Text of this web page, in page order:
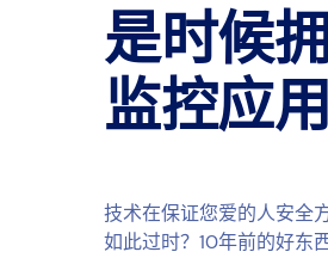
是时候
监控应
技术在保证您爱的人安全
如此过时？10年前的好东